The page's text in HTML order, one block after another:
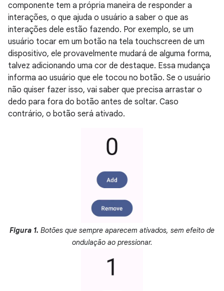
componente tem a própria maneira de responder a
interações, o que ajuda o usuário a saber o que as
interações dele estão fazendo. Por exemplo, se um
usuário tocar em um botão na tela touchscreen de um
dispositivo, ele provavelmente mudará de alguma forma,
talvez adicionando uma cor de destaque. Essa mudança
informa ao usuário que ele tocou no botão. Se o usuário
não quiser fazer isso, vai saber que precisa arrastar o
dedo para fora do botão antes de soltar. Caso
contrário, o botão será ativado.
Figura 1. Botões que sempre aparecem ativados, sem efeito de
ondulação ao pressionar.